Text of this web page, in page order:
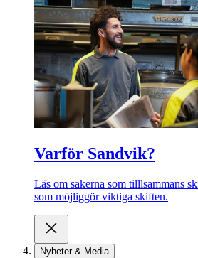
Varför Sandvik?
Läs om sakerna som tilllsammans
som möjliggör viktiga skiften.
Nyheter & Media